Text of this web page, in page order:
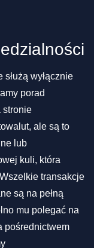
wyłącznie
porad
stronie
ale są to
lub
kuli, która
transakcje
są na pełną
mu polegać na
pośrednictwem